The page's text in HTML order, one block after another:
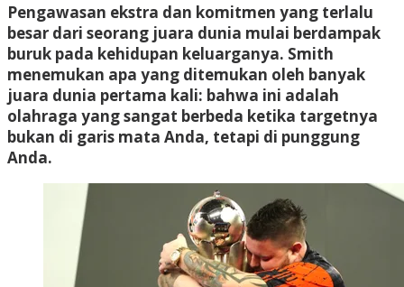
Pengawasan ekstra dan komitmen yang terlalu
besar dari seorang juara dunia mulai berdampak
buruk pada kehidupan keluarganya. Smith
menemukan apa yang ditemukan oleh banyak
juara dunia pertama kali: bahwa ini adalah
olahraga yang sangat berbeda ketika targetnya
bukan di garis mata Anda, tetapi di punggung
Anda.